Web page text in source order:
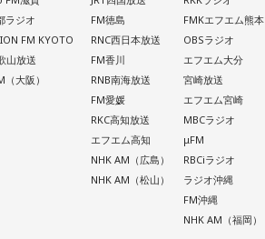
ラジオ
FM KYOTO
山放送
大阪）
FM徳島
RNC西日本放送
FM香川
RNB南海放送
FM愛媛
RKC高知放送
エフエム高知
NHK AM（広島）
NHK AM（松山）
FMKエフエム熊本
OBSラジオ
エフエム大分
宮崎放送
エフエム宮崎
MBCラジオ
μFM
RBCiラジオ
ラジオ沖縄
FM沖縄
NHK AM（福岡）